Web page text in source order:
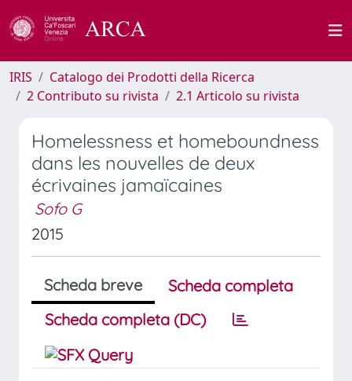
IRIS
Catalogo dei Prodotti della Ricerca
2 Contributo su rivista
2.1 Articolo su rivista
Homelessness et homeboundness
dans les nouvelles de deux
écrivaines jamaïcaines
Sofo G
2015
Scheda breve
Scheda completa
Scheda completa (DC)